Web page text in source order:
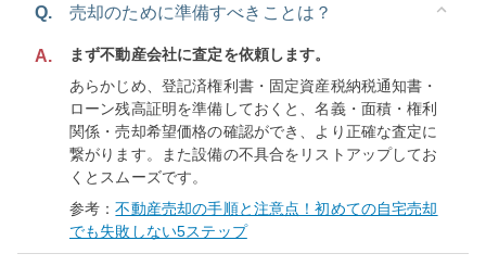
Q. 売却のために準備すべきことは？
A.
まず不動産会社に査定を依頼します。
あらかじめ、登記済権利書・固定資産税納税通知書・
ローン残高証明を準備しておくと、名義・面積・権利
関係・売却希望価格の確認ができ、より正確な査定に
繋がります。また設備の不具合をリストアップしてお
くとスムーズです。
参考：不動産売却の手順と注意点！初めての自宅売却
でも失敗しない5ステップ